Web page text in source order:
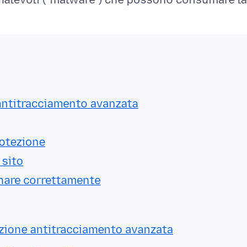
avanzata
sito
correttamente
antitracciamento avanzata